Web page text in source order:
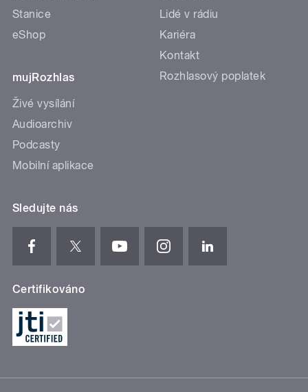
Stanice
eShop
mujRozhlas
Živé vysílání
Audioarchiv
Podcasty
Mobilní aplikace
Lidé v rádiu
Kariéra
Kontakt
Rozhlasový poplatek
Sledujte nás
Certifikováno